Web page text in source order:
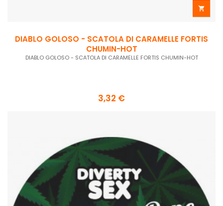

DIABLO GOLOSO - SCATOLA DI CARAMELLE FORTIS
CHUMIN-HOT
DIABLO GOLOSO - SCATOLA DI CARAMELLE FORTIS CHUMIN-HOT
3,32 €